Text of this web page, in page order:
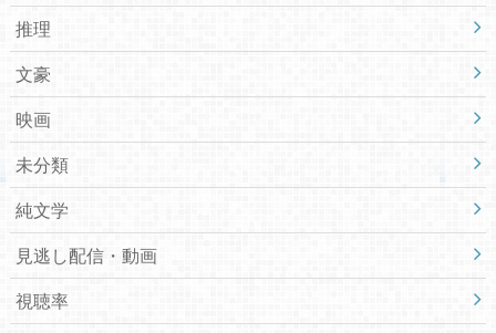
推理
文豪
映画
未分類
純文学
見逃し配信・動画
視聴率